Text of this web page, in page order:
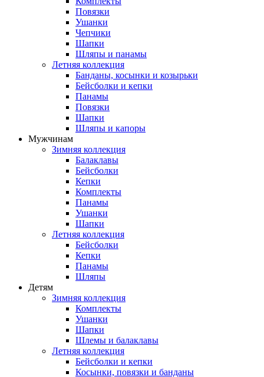
Повязки
Ушанки
Чепчики
Шапки
Шляпы и панамы
Летняя коллекция
Банданы, косынки и козырьки
Бейсболки и кепки
Панамы
Повязки
Шапки
Шляпы и капоры
Мужчинам
Зимняя коллекция
Балаклавы
Бейсболки
Кепки
Комплекты
Панамы
Ушанки
Шапки
Летняя коллекция
Бейсболки
Кепки
Панамы
Шляпы
Детям
Зимняя коллекция
Комплекты
Ушанки
Шапки
Шлемы и балаклавы
Летняя коллекция
Бейсболки и кепки
Косынки, повязки и банданы